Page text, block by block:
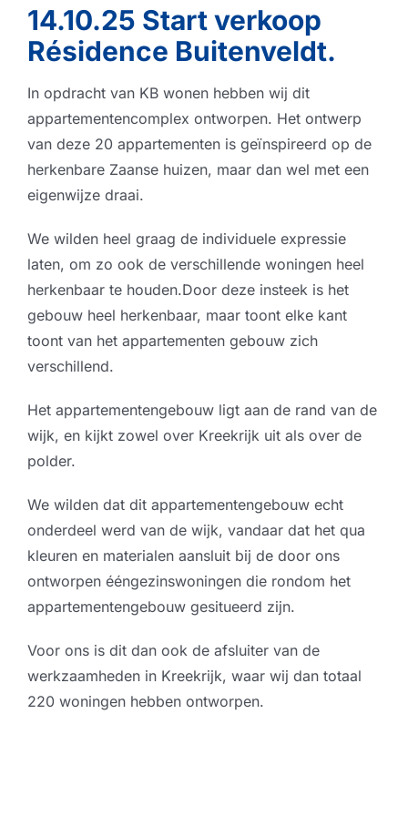
14.10.25 Start verkoop
Résidence Buitenveldt.
In opdracht van KB wonen hebben wij dit
appartementencomplex ontworpen. Het ontwerp
van deze 20 appartementen is geïnspireerd op de
herkenbare Zaanse huizen, maar dan wel met een
eigenwijze draai.
We wilden heel graag de individuele expressie
laten, om zo ook de verschillende woningen heel
herkenbaar te houden.Door deze insteek is het
gebouw heel herkenbaar, maar toont elke kant
toont van het appartementen gebouw zich
verschillend.
Het appartementengebouw ligt aan de rand van de
wijk, en kijkt zowel over Kreekrijk uit als over de
polder.
We wilden dat dit appartementengebouw echt
onderdeel werd van de wijk, vandaar dat het qua
kleuren en materialen aansluit bij de door ons
ontworpen ééngezinswoningen die rondom het
appartementengebouw gesitueerd zijn.
Voor ons is dit dan ook de afsluiter van de
werkzaamheden in Kreekrijk, waar wij dan totaal
220 woningen hebben ontworpen.